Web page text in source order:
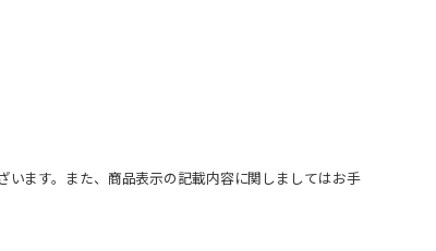
ます。また、商品表示の記載内容に関しましてはお手